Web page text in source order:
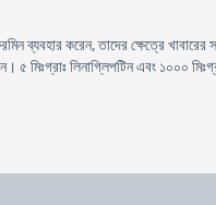
ব্যবহার করেন, তাদের ক্ষেত্রে খাবারের
মিঃগ্রাঃ লিনাগ্লিপটিন এবং ১০০০